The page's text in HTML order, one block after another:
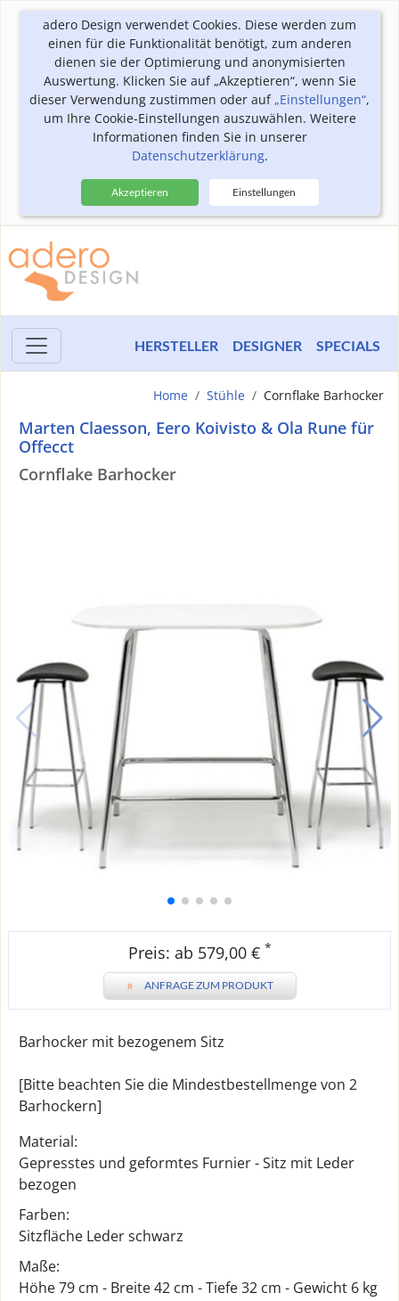
adero Design verwendet Cookies. Diese werden zum
einen für die Funktionalität benötigt, zum anderen
dienen sie der Optimierung und anonymisierten
Auswertung. Klicken Sie auf „Akzeptieren“, wenn Sie
dieser Verwendung zustimmen oder auf„Einstellungen“,
um Ihre Cookie-Einstellungen auszuwählen. Weitere
Informationen finden Sie in unserer
Datenschutzerklärung.
Akzeptieren Einstellungen
HERSTELLER DESIGNER SPECIALS
Home Stühle Cornflake Barhocker
Marten Claesson, Eero Koivisto & Ola Rune für
Offecct
Cornflake Barhocker
Preis: ab 579,00 € *
» ANFRAGE ZUM PRODUKT
Barhocker mit bezogenem Sitz
[Bitte beachten Sie die Mindestbestellmenge von 2
Barhockern]
Material:
Gepresstes und geformtes Furnier - Sitz mit Leder
bezogen
Farben:
Sitzfläche Leder schwarz
Maße:
Höhe 79 cm - Breite 42 cm - Tiefe 32 cm - Gewicht 6 kg